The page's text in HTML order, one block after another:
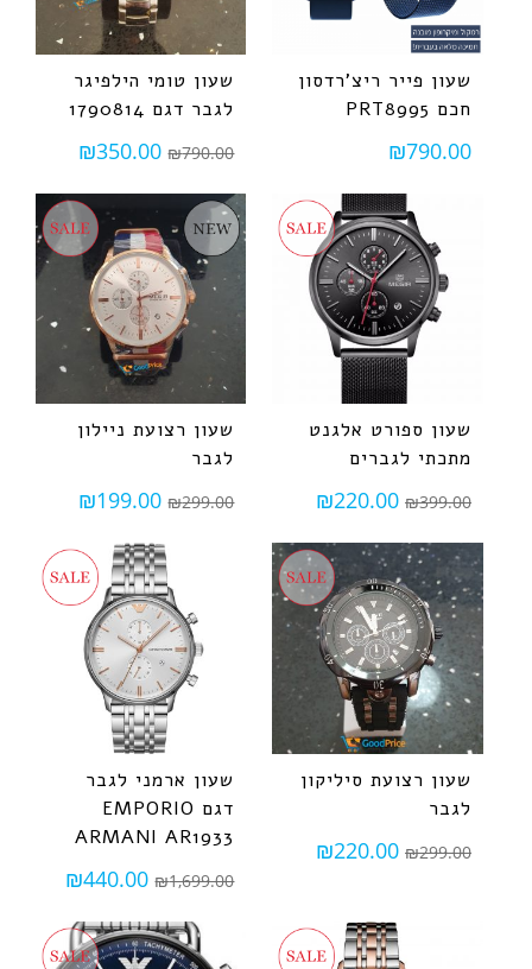
שעון פייר ריצ'רדסון
חכם PRT8995
₪790.00
שעון טומי הילפיגר
לגבר דגם 1790814
₪790.00
₪350.00
שעון ספורט אלגנט
מתכתי לגברים
₪399.00
₪220.00
שעון רצועת ניילון
לגבר
₪299.00
₪199.00
שעון רצועת סיליקון
לגבר
₪299.00
₪220.00
שעון ארמני לגבר
דגם EMPORIO
ARMANI AR1933
₪1,699.00
₪440.00